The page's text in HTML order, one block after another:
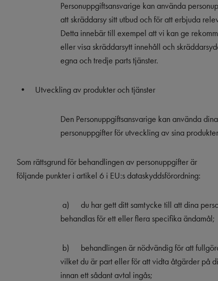
Personuppgiftsansvarige kan använda
att skräddarsy sitt utbud och för att erbjuda
Detta innebär till exempel att vi kan ge
eller visa skräddarsytt innehåll och
egna och tredje parts tjänster.
• Utveckling av produkter och tjänster
Den Personuppgiftsansvarige kan använda dina
personuppgifter för utveckling av sina
Som rättsgrund för behandlingen av personuppgifter är
följande punkter i artikel 6 i EU:s dataskyddsförordning:
a)
du har gett ditt samtycke till att dina
behandlas för ett eller flera specifika ändamål;
b)
behandlingen är nödvändig för att
vilket du är part eller för att vidta åtgärder på
innan ett sådant avtal ingås;